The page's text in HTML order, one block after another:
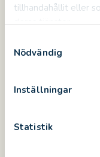
tillhandahållit eller
deras tjänster.
Nödvändig
Inställningar
Statistik